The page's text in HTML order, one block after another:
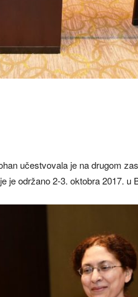
učestvovala je na drugom
je održano 2-3. oktobra 2017. u